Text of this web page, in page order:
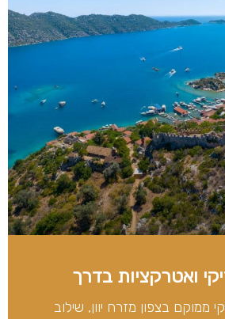
ואטרקציות בדרך
ממוקם בצפון מזרח יוון, שילוב